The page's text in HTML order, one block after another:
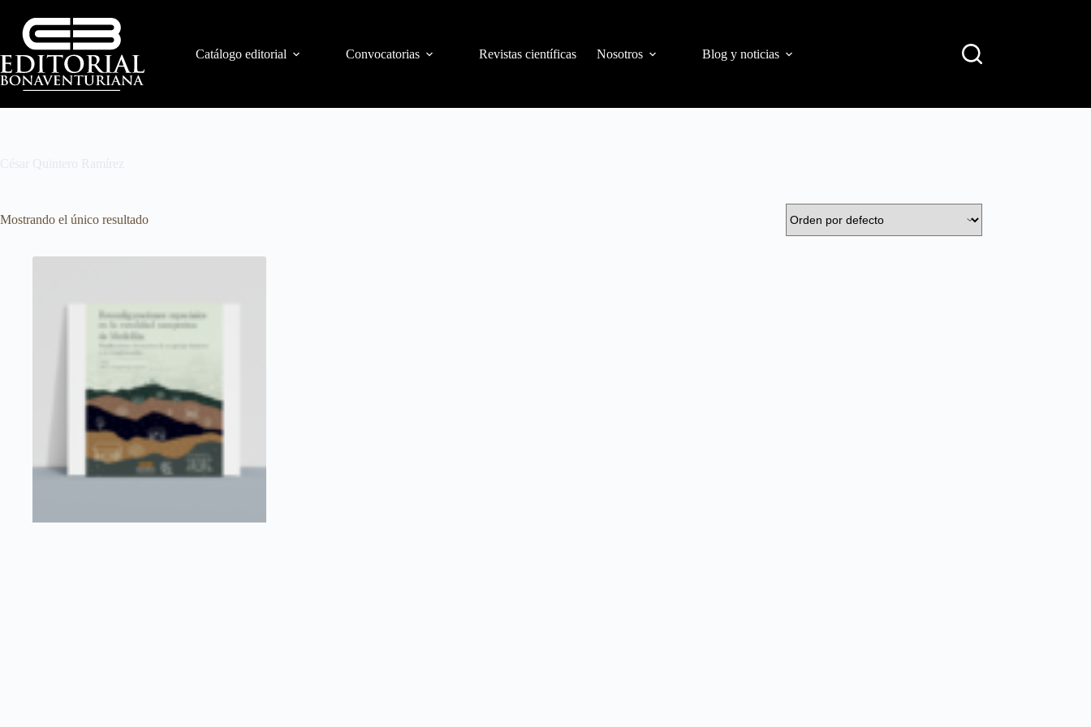
Catálogo editorial Convocatorias Revistas científicas Nosotros Blog y noticias
César Quintero Ramírez
Mostrando el único resultado